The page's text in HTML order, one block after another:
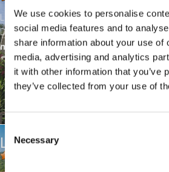
We use cookies to personalise
social media features and to
share information about your use of
media, advertising and analytics
it with other information that you’ve
they’ve collected from your use of
Consent
Selection
Necessary
Location:Dramalj
Distance from the sea:150
m
LUCA MÜLLER